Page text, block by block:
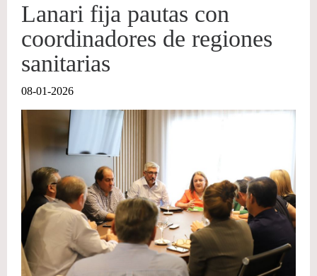
Lanari fija pautas con
coordinadores de regiones
sanitarias
08-01-2026